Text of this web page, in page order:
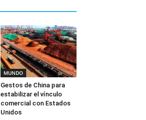
MUNDO
Gestos de China para
estabilizar el vínculo
comercial con Estados
Unidos